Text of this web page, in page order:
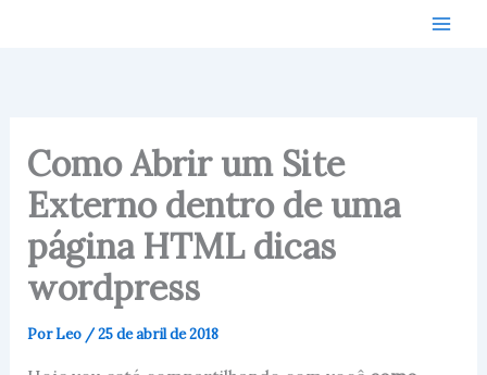
Como Abrir um Site
Externo dentro de uma
página HTML dicas
wordpress
PorLeo /25 de abril de 2018